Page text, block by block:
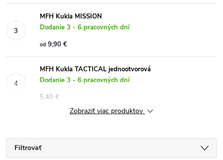
MFH Kukla MISSION
Dodanie 3 - 6 pracovných dní
od 9,90 €
MFH Kukla TACTICAL jednootvorová
Dodanie 3 - 6 pracovných dní
5,40 €
Zobraziť viac produktov
Filtrovať